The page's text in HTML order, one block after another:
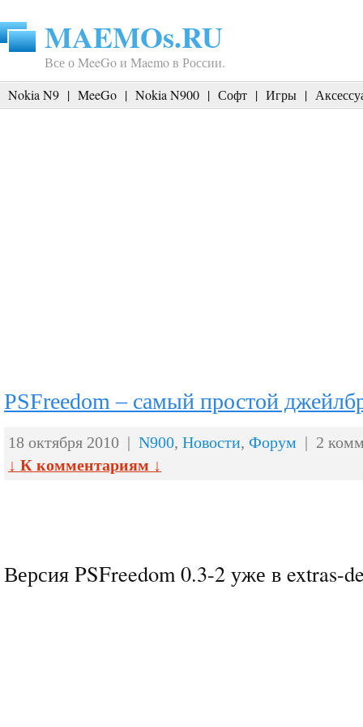
MAEMOs.RU
Все о MeeGo и Maemo в России.
Nokia N9 | MeeGo | Nokia N900 | Софт | Игры |
PSFreedom – самый простой
18 октября 2010 | N900, Новости, Форум | 2
↓ К комментариям ↓
Версия PSFreedom 0.3-2 уже в extras-